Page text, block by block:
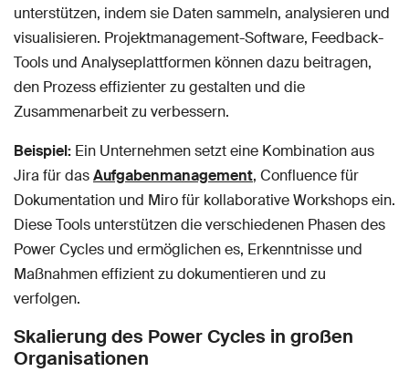
unterstützen, indem sie Daten sammeln, analysieren und
visualisieren. Projektmanagement-Software, Feedback-
Tools und Analyseplattformen können dazu beitragen,
den Prozess effizienter zu gestalten und die
Zusammenarbeit zu verbessern.
Beispiel: Ein Unternehmen setzt eine Kombination aus
Jira für dasAufgabenmanagement, Confluence für
Dokumentation und Miro für kollaborative Workshops ein.
Diese Tools unterstützen die verschiedenen Phasen des
Power Cycles und ermöglichen es, Erkenntnisse und
Maßnahmen effizient zu dokumentieren und zu
verfolgen.
Skalierung des Power Cycles in großen
Organisationen